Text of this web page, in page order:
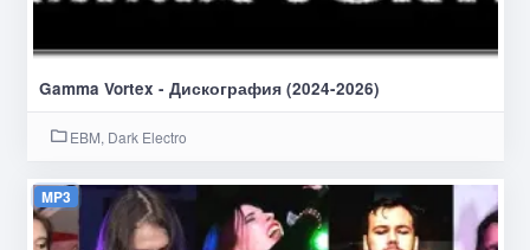
Gamma Vortex - Дискография (2024-2026)
EBM, Dark Electro
MP3